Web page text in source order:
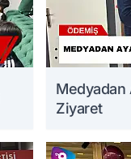
Medyadan
Ziyaret